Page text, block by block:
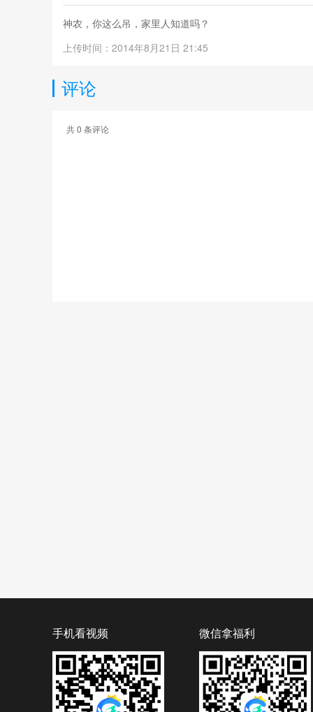
神农，你这么吊，家里人知道吗？
上传时间：2014年8月21日 21:45
评论
共0 条评论
手机看视频 微信拿福利